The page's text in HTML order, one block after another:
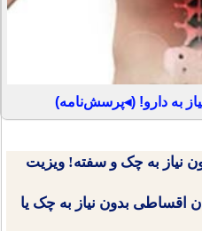
به دارو! (◂پرسش‌نامه)
نیاز به چک و سفته! ویزیت
اقساطی بدون نیاز به چک یا